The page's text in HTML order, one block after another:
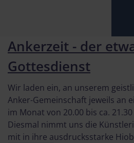
Ankerzeit - der
Gottesdienst
Wir laden ein, an unserem
Anker-Gemeinschaft jeweils an
im Monat von 20.00 bis ca.
Diesmal nimmt uns die
mit in ihre ausdrucksstarke